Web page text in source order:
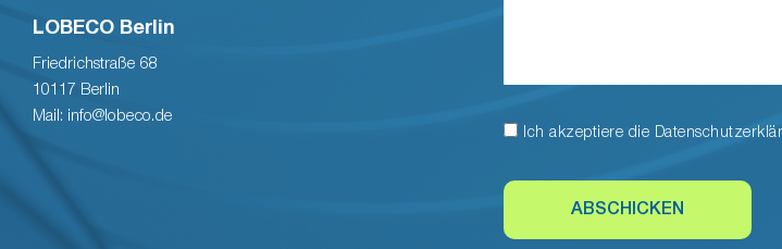
LOBECO Berlin
Friedrichstraße 68
10117 Berlin
Mail: info@lobeco.de
Ich akzeptiere die
ABSCHICKEN